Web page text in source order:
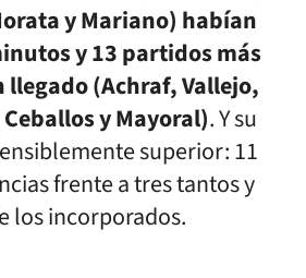
y Mariano) habían
y 13 partidos más
llegado (Achraf, Vallejo,
y Mayoral). Y su
superior: 11
frente a tres tantos y
los incorporados.